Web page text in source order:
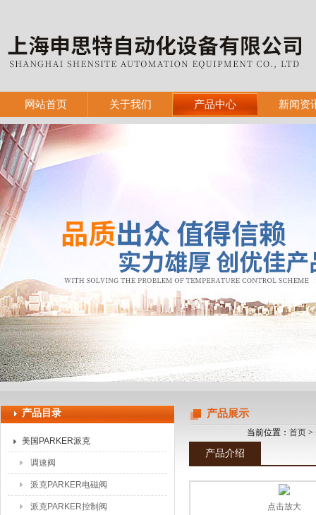
上海申思特自动化设备有限公司
网站首页 关于我们 产品中心 新闻资
产品目录
美国PARKER派克
调速阀
派克PARKER电磁阀
派克PARKER控制阀
产品展示
当前位置： 首页 >
产品介绍
点击放大